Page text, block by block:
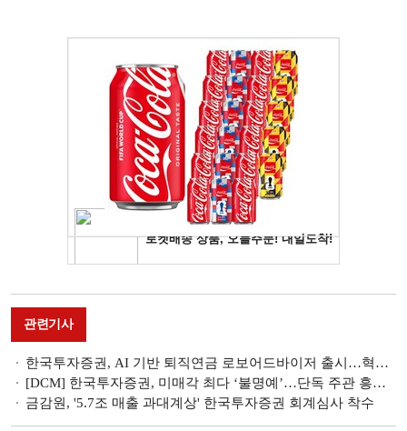
관련기사
한국투자증권, AI 기반 퇴직연금 로보어드바이저 출시…혁신금융서비스 지정
[DCM] 한국투자증권, 미매각 최다 ‘불명예’…단독 주관 흥국화재 등 영향 [3월 회사채 리뷰(III)]
금감원, '5.7조 매출 과대계상' 한국투자증권 회계심사 착수